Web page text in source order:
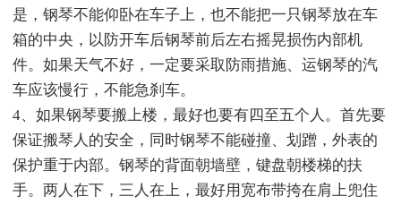
是，钢琴不能仰卧在车子上，也不能把一只钢琴放在车
箱的中央，以防开车后钢琴前后左右摇晃损伤内部机
件。如果天气不好，一定要采取防雨措施、运钢琴的汽
车应该慢行，不能急刹车。
4、如果钢琴要搬上楼，最好也要有四至五个人。首先要
保证搬琴人的安全，同时钢琴不能碰撞、划蹭，外表的
保护重于内部。钢琴的背面朝墙壁，键盘朝楼梯的扶
手。两人在下，三人在上，最好用宽布带挎在肩上兜住